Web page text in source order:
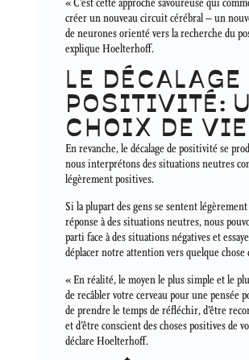
« C’est cette approche savoureuse qui
créer un nouveau circuit cérébral – un
de neurones orienté vers la recherche du
explique Hoelterhoff.
LE DÉCALAGE
POSITIVITÉ:
CHOIX DE VIE
En revanche, le décalage de positivité se
nous interprétons des situations neutres
légèrement positives.
Si la plupart des gens se sentent
réponse à des situations neutres, nous
parti face à des situations négatives et
déplacer notre attention vers quelque chose
« En réalité, le moyen le plus simple et le
de recâbler votre cerveau pour une pensée
de prendre le temps de réfléchir, d’être
et d’être conscient des choses positives de
déclare Hoelterhoff.